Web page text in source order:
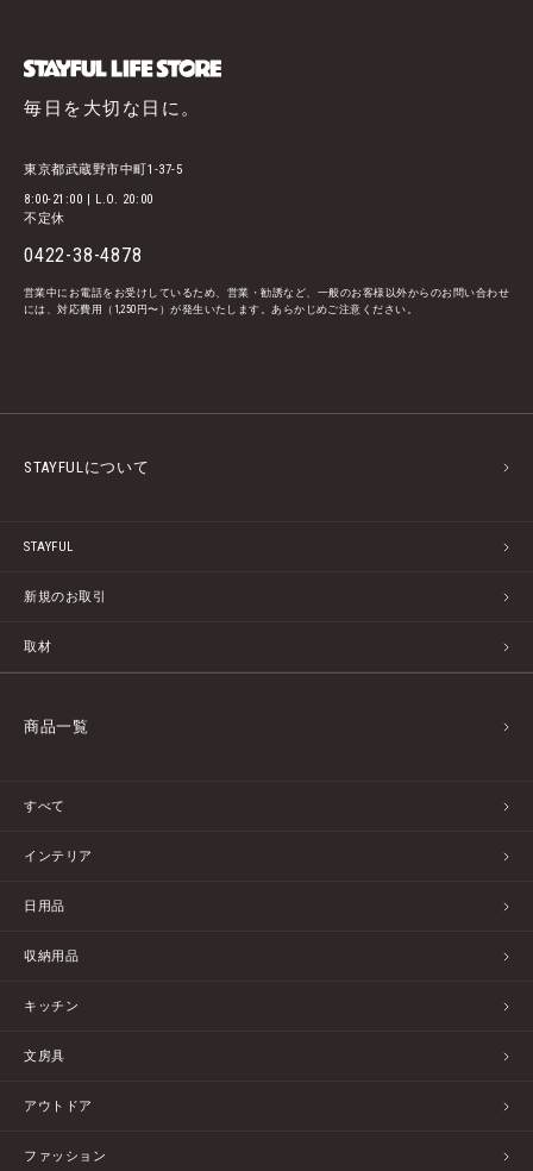
毎日を大切な日に。
東京都武蔵野市中町1-37-5
8:00-21:00 | L.O. 20:00
不定休
0422-38-4878
営業中にお電話をお受けしているため、営業・勧誘など、一般のお客様以外からのお問い合わせ
には、対応費用（1,250円〜）が発生いたします。あらかじめご注意ください。
STAYFULについて
STAYFUL
新規のお取引
取材
商品一覧
すべて
インテリア
日用品
収納用品
キッチン
文房具
アウトドア
ファッション